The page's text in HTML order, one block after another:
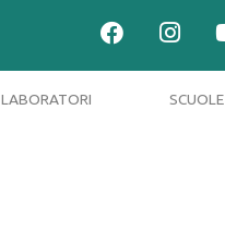
LABORATORI SCUOLE